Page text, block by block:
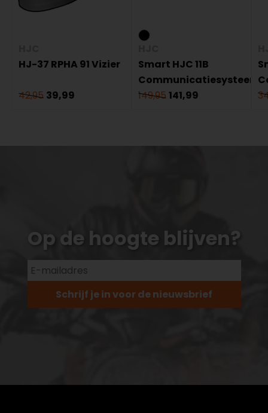
HJ-37 RPHA 91 Vizier
42,95 39,99
Smart HJC 11B
Communicatiesysteem
149,95 141,99
Op de hoogte blijven?
Schrijf je in voor de nieuwsbrief